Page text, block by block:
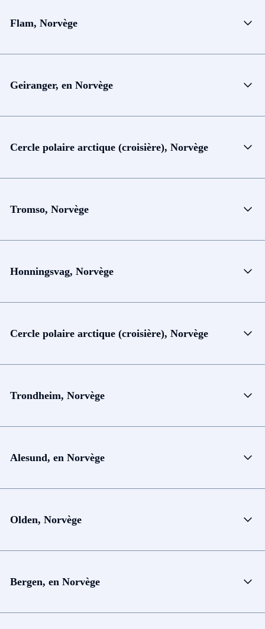
Flam, Norvège
Geiranger, en Norvège
Cercle polaire arctique (croisière), Norvège
Tromso, Norvège
Honningsvag, Norvège
Cercle polaire arctique (croisière), Norvège
Trondheim, Norvège
Alesund, en Norvège
Olden, Norvège
Bergen, en Norvège